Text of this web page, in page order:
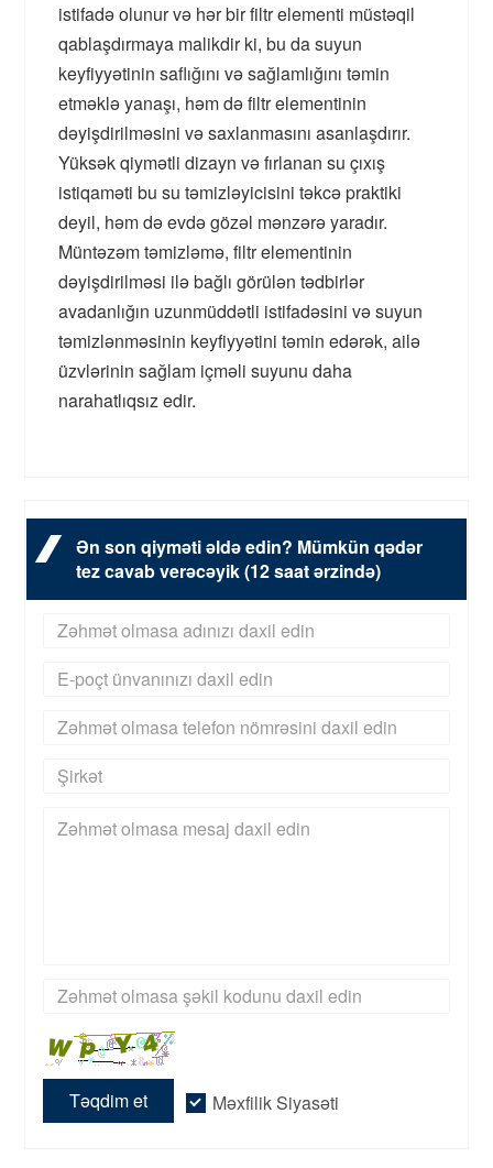
istifadə olunur və hər bir filtr elementi müstəqil
qablaşdırmaya malikdir ki, bu da suyun
keyfiyyətinin saflığını və sağlamlığını təmin
etməklə yanaşı, həm də filtr elementinin
dəyişdirilməsini və saxlanmasını asanlaşdırır.
Yüksək qiymətli dizayn və fırlanan su çıxış
istiqaməti bu su təmizləyicisini təkcə praktiki
deyil, həm də evdə gözəl mənzərə yaradır.
Müntəzəm təmizləmə, filtr elementinin
dəyişdirilməsi ilə bağlı görülən tədbirlər
avadanlığın uzunmüddətli istifadəsini və suyun
təmizlənməsinin keyfiyyətini təmin edərək, ailə
üzvlərinin sağlam içməli suyunu daha
narahatlıqsız edir.
Ən son qiyməti əldə edin? Mümkün qədər
tez cavab verəcəyik (12 saat ərzində)
Təqdim et Məxfilik Siyasəti